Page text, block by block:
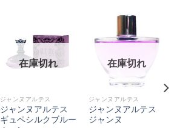
在庫切れ
ジャンヌアルテス
ジャンヌアルテス
ギュペシルクブルー
在庫切れ
ジャンヌアルテス
ジャンヌアルテス
ジャンヌ